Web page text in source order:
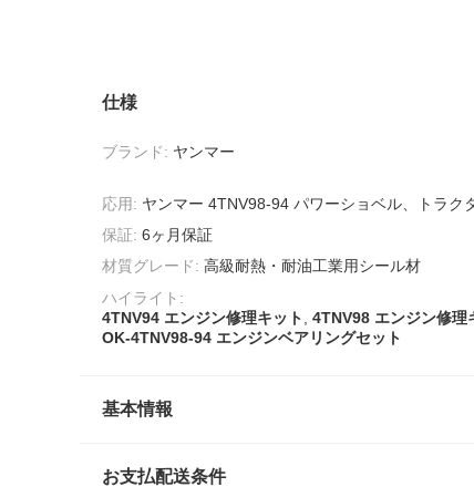
仕様
ブランド: ヤンマー
応用: ヤンマー 4TNV98-94 パワーショベル、トラク
保証: 6ヶ月保証
材質グレード: 高級耐熱・耐油工業用シール材
ハイライト:
4TNV94 エンジン修理キット
4TNV98 エンジン修理
OK-4TNV98-94 エンジンベアリングセット
基本情報
お支払配送条件